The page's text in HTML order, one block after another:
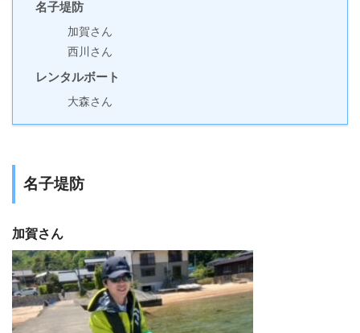
名子堤防
加賀さん
西川さん
レンタルボート
大森さん
名子堤防
加賀さん